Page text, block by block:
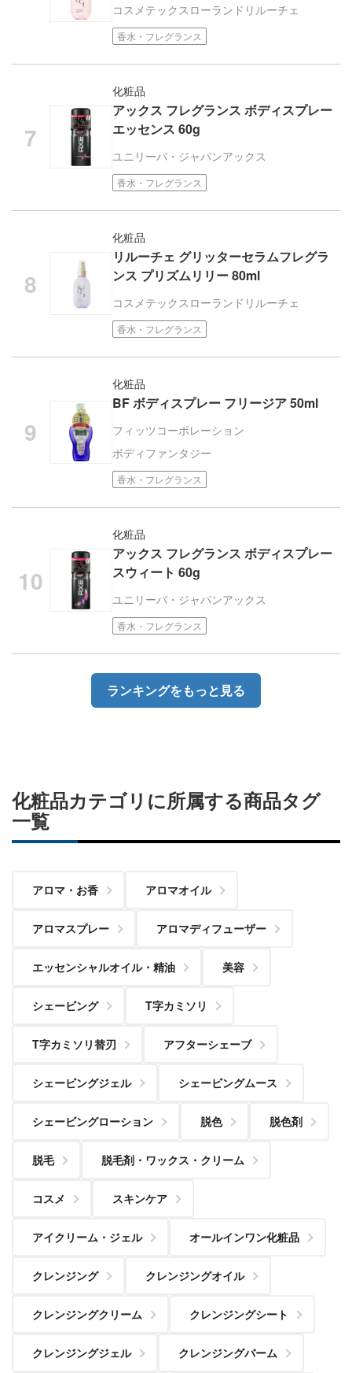
コスメテックスローランド リルーチェ
香水・フレグランス
化粧品
アックス フレグランス ボディスプレー
エッセンス 60g
ユニリーバ・ジャパンアックス
香水・フレグランス
化粧品
リルーチェ グリッターセラムフレグラ
ンス プリズムリリー 80ml
コスメテックスローランド リルーチェ
香水・フレグランス
化粧品
BF ボディスプレー フリージア 50ml
フィッツコーポレーション
ボディファンタジー
香水・フレグランス
化粧品
アックス フレグランス ボディスプレー
スウィート 60g
ユニリーバ・ジャパンアックス
香水・フレグランス
ランキングをもっと見る
化粧品カテゴリに所属する商品タグ
一覧
アロマ・お香 アロマオイル
アロマスプレー アロマディフューザー
エッセンシャルオイル・精油 美容
シェービング T字カミソリ
T字カミソリ替刃 アフターシェーブ
シェービングジェル シェービングムース
シェービングローション 脱色 脱色剤
脱毛 脱毛剤・ワックス・クリーム
コスメ スキンケア
アイクリーム・ジェル オールインワン化粧品
クレンジング クレンジングオイル
クレンジングクリーム クレンジングシート
クレンジングジェル クレンジングバーム